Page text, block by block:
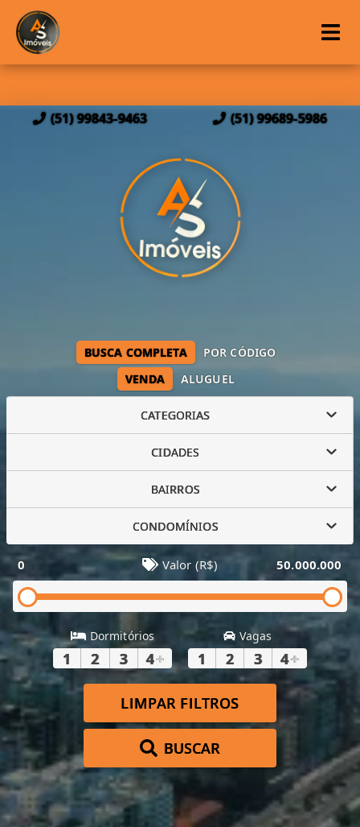
(51) 99843-9463 (51) 99689-5986
VENDA ALUGUEL
BUSCA COMPLETA POR CÓDIGO
CATEGORIAS
CIDADES
BAIRROS
CONDOMÍNIOS
0 Valor (R$) 50.000.000
Dormitórios
1 2 3 4+
Vagas
1 2 3 4+
LIMPAR FILTROS
BUSCAR